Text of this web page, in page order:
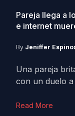
Pareja llega a
e internet
By Jeniffer
Una pareja
con un duelo
Read More